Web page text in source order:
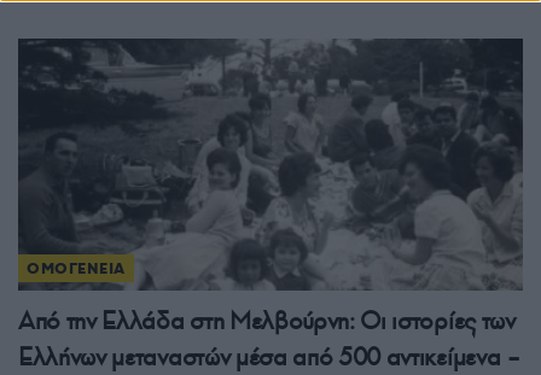
ΟΜΟΓΕΝΕΙΑ
Από την Ελλάδα στη Μελβούρνη: Οι ιστορίες των
Ελλήνων μεταναστών μέσα από 500 αντικείμενα –